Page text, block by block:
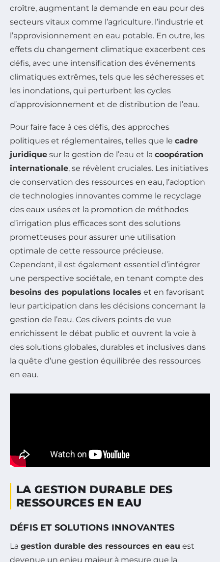
croître, augmentant la demande en eau pour des
secteurs vitaux comme l’agriculture, l’industrie et
l’approvisionnement en eau potable. En outre, les
effets du changement climatique exacerbent ces
défis, avec une intensification des événements
climatiques extrêmes, tels que les sécheresses et
les inondations, qui perturbent les cycles
d’approvisionnement et de distribution de l’eau.
Pour faire face à ces défis, des approches
politiques et réglementaires, telles que le cadre
juridique sur la gestion de l’eau et la coopération
internationale, se révèlent cruciales. Les initiatives
de conservation des ressources en eau, l’adoption
de technologies innovantes comme le recyclage
des eaux usées et la promotion de méthodes
d’irrigation plus efficaces sont des solutions
prometteuses pour assurer une utilisation
optimale de cette ressource précieuse.
Cependant, il est également essentiel d’intégrer
une perspective sociétale, en tenant compte des
besoins des populations locales et en favorisant
leur participation dans les décisions concernant la
gestion de l’eau. Ces divers points de vue
enrichissent le débat public et ouvrent la voie à
des solutions globales, durables et inclusives dans
la quête d’une gestion équilibrée des ressources
en eau.
LA GESTION DURABLE DES
RESSOURCES EN EAU
DÉFIS ET SOLUTIONS INNOVANTES
La gestion durable des ressources en eau est
devenue un enjeu majeur à mesure que la